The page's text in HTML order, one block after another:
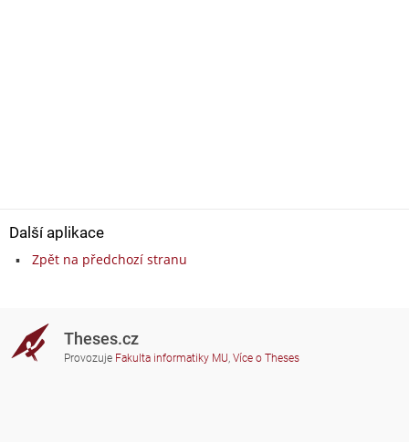
Další aplikace
Zpět na předchozí stranu
Theses.cz
Provozuje Fakulta informatiky MU, Více o Theses